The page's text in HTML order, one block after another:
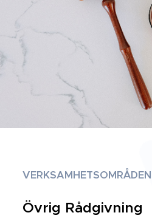
VERKSAMHETSOMRÅDEN
Övrig Rådgivning